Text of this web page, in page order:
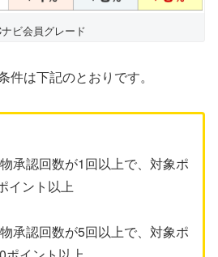
ビ会員グレード
は下記のとおりです。
承認回数が1回以上で、対象ポ
イント以上
承認回数が5回以上で、対象ポ